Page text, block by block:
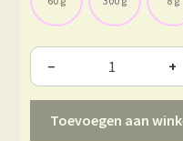
− +
Toevoegen aan